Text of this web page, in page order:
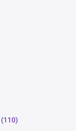
(110)